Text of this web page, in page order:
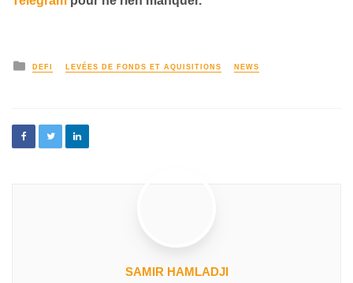
DEFI LEVÉES DE FONDS ET AQUISITIONS NEWS
SAMIR HAMLADJI